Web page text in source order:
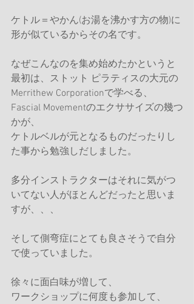
ケトル＝やかん(お湯を沸かす方の物)に
形が似ているからその名です。
なぜこんなのを集め始めたかというと
最初は、ストット ピラティスの大元の
Merrithew Corporationで学べる、
Fascial Movementのエクササイズの幾つ
かが、
ケトルベルが元となるものだったりし
た事から勉強しだしました。
多分インストラクターはそれに気がつ
いてない人がほとんどだったと思いま
すが、、、
そして側弯症にとても良さそうで自分
で使っていました。
徐々に面白味が増して、
ワークショップに何度も参加して、